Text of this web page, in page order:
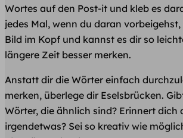
Wortes auf den Post-it und kleb es
jedes Mal, wenn du daran
Bild im Kopf und kannst es dir so
längere Zeit besser merken.
Anstatt dir die Wörter einfach
merken, überlege dir Eselsbrücken.
Wörter, die ähnlich sind? Erinnert dich
irgendetwas? Sei so kreativ wie